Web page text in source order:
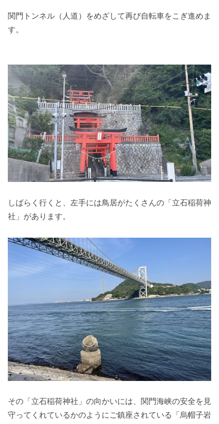
関門トンネル（人道）をめざして再び自転車をこぎ進めま
す。
しばらく行くと、左手には鳥居がたくさんの「立石稲荷神
社」があります。
その「立石稲荷神社」の向かいには、関門海峡の安全を見
守ってくれているかのようにご鎮座されている「烏帽子岩